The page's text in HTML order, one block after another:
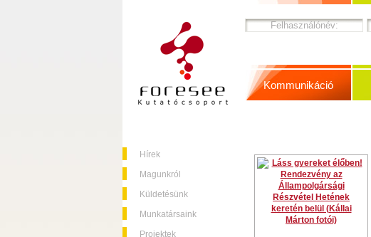
Hírek
Magunkról
Küldetésünk
Munkatársaink
Projektek
Kommunikáció